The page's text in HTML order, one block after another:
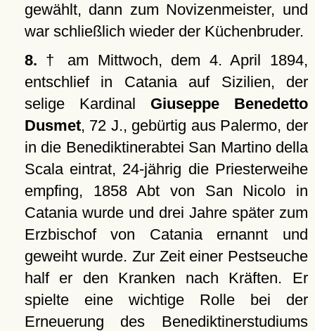
gewählt, dann zum Novizenmeister, und
war schließlich wieder der Küchenbruder.
8. † am Mittwoch, dem 4. April 1894,
entschlief in Catania auf Sizilien, der
selige Kardinal Giuseppe Benedetto
Dusmet, 72 J., gebürtig aus Palermo, der
in die Benediktinerabtei San Martino della
Scala eintrat, 24-jährig die Priesterweihe
empfing, 1858 Abt von San Nicolo in
Catania wurde und drei Jahre später zum
Erzbischof von Catania ernannt und
geweiht wurde. Zur Zeit einer Pestseuche
half er den Kranken nach Kräften. Er
spielte eine wichtige Rolle bei der
Erneuerung des Benediktinerstudiums